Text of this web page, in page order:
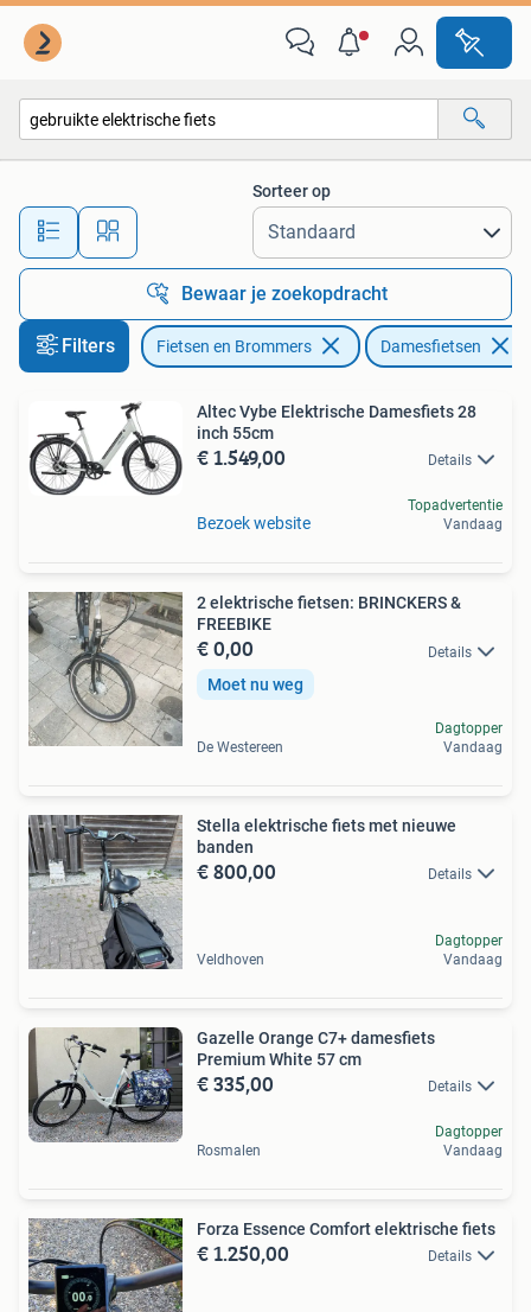
Alle afstanden…
Sorteer op
Bewaar je zoekopdracht
Filters Fietsen en Brommers Damesfietsen
Altec Vybe Elektrische Damesfiets 28
inch 55cm
€ 1.549,00 Details
Bezoek website
Topadvertentie
Vandaag
2 elektrische fietsen: BRINCKERS &
FREEBIKE
€ 0,00 Details
Moet nu weg
De Westereen
Dagtopper
Vandaag
Stella elektrische fiets met nieuwe
banden
€ 800,00 Details
Veldhoven
Dagtopper
Vandaag
Gazelle Orange C7+ damesfiets
Premium White 57 cm
€ 335,00 Details
Rosmalen
Dagtopper
Vandaag
Forza Essence Comfort elektrische fiets
€ 1.250,00 Details